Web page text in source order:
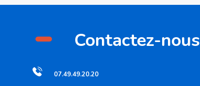
- Contactez-nous
07.49.49.20.20